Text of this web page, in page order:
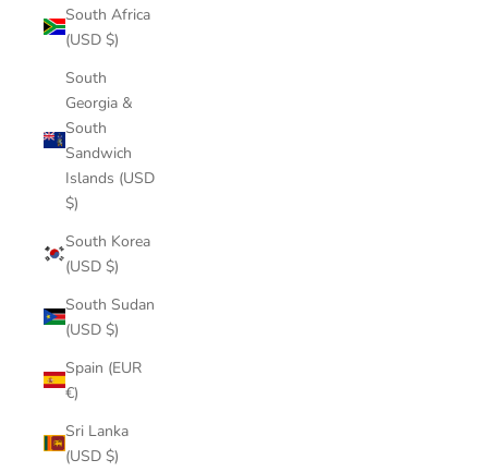
South Africa
(USD $)
South
Georgia &
South
Sandwich
Islands (USD
$)
South Korea
(USD $)
South Sudan
(USD $)
Spain (EUR
€)
Sri Lanka
(USD $)